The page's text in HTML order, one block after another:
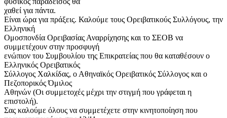
χαθεί για πάντα.
Είναι ώρα για πράξεις. Καλούμε τους Ορειβατικούς Συλλόγους, την
Ελληνική
Ομοσπονδία Ορειβασίας Αναρρίχησης και το ΣΕΟΒ να
συμμετέχουν στην προσφυγή
ενώπιον του Συμβουλίου της Επικρατείας που θα καταθέσουν ο
Ελληνικός Ορειβατικός
Σύλλογος Χαλκίδας, ο Αθηναϊκός Ορειβατικός Σύλλογος και ο
Πεζοπορικός Όμιλος
Αθηνών (Οι συμμετοχές μέχρι την στιγμή που γράφεται η
επιστολή).
Σας καλούμε όλους να συμμετέχετε στην κινητοποίηση που